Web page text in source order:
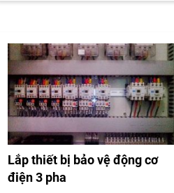
Lắp thiết bị bảo vệ động cơ
điện 3 pha